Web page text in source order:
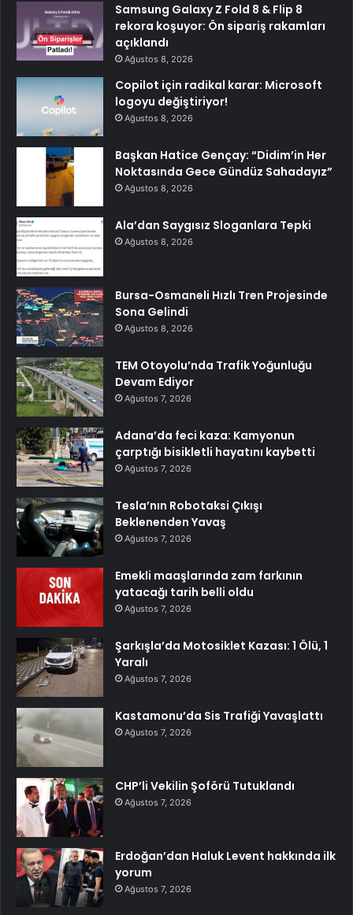
Samsung Galaxy Z Fold 8 & Flip 8
rekora koşuyor: Ön sipariş rakamları
açıklandı
Ağustos 8, 2026
Copilot için radikal karar: Microsoft
logoyu değiştiriyor!
Ağustos 8, 2026
Başkan Hatice Gençay: “Didim’in Her
Noktasında Gece Gündüz Sahadayız”
Ağustos 8, 2026
Ala’dan Saygısız Sloganlara Tepki
Ağustos 8, 2026
Bursa-Osmaneli Hızlı Tren Projesinde
Sona Gelindi
Ağustos 8, 2026
TEM Otoyolu’nda Trafik Yoğunluğu
Devam Ediyor
Ağustos 7, 2026
Adana’da feci kaza: Kamyonun
çarptığı bisikletli hayatını kaybetti
Ağustos 7, 2026
Tesla’nın Robotaksi Çıkışı
Beklenenden Yavaş
Ağustos 7, 2026
Emekli maaşlarında zam farkının
yatacağı tarih belli oldu
Ağustos 7, 2026
Şarkışla’da Motosiklet Kazası: 1 Ölü, 1
Yaralı
Ağustos 7, 2026
Kastamonu’da Sis Trafiği Yavaşlattı
Ağustos 7, 2026
CHP’li Vekilin Şoförü Tutuklandı
Ağustos 7, 2026
Erdoğan’dan Haluk Levent hakkında ilk
yorum
Ağustos 7, 2026